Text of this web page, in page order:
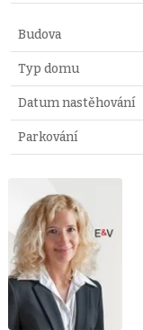
Budova
Typ domu
Datum nastěhování
Parkování